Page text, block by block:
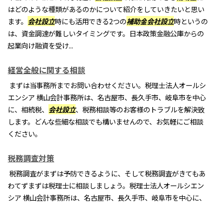
はどのような種類があるのかについて紹介をしていきたいと思い
ます。 会社設立時にも活用できる2つの補助金会社設立時というの
は、資金調達が難しいタイミングです。日本政策金融公庫からの
起業向け融資を受け...
経営全般に関する相談
まずは当事務所までお問い合わせください。税理士法人オールシ
エンシア 横山会計事務所は、名古屋市、長久手市、岐阜市を中心
に、相続税、 会社設立、税務相談等のお客様のトラブルを解決致
します。どんな些細な相談でも構いませんので、お気軽にご相談
ください。
税務調査対策
税務調査がまずは予防できるように、そして税務調査がきてもあ
わてずまずは税理士に相談しましょう。税理士法人オールシエン
シア 横山会計事務所は、名古屋市、長久手市、岐阜市を中心に、